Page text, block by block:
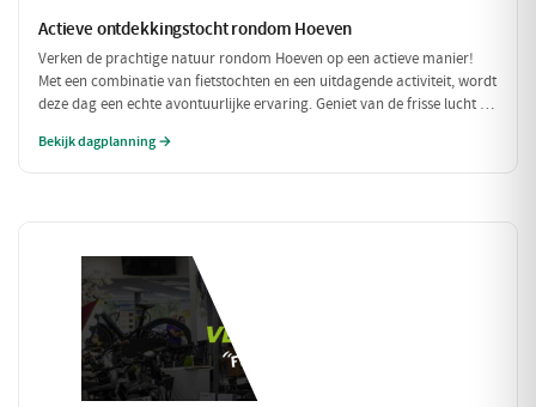
Actieve ontdekkingstocht rondom Hoeven
Verken de prachtige natuur rondom Hoeven op een actieve manier!
Met een combinatie van fietstochten en een uitdagende activiteit, wordt
deze dag een echte avontuurlijke ervaring. Geniet van de frisse lucht en
Bekijk dagplanning →